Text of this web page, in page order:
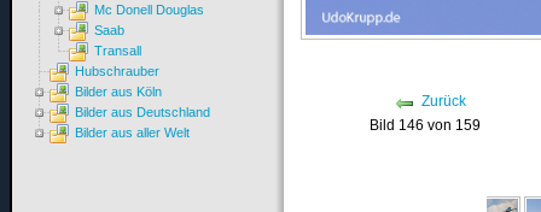
Zurück
Bild 146 von 159
Mc Donell Douglas
Saab
Transall
Hubschrauber
Bilder aus Köln
Bilder aus Deutschland
Bilder aus aller Welt